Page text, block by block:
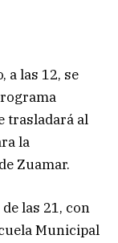
a las 12, se
trasladará al
la
Zuamar.
las 21, con
Municipal